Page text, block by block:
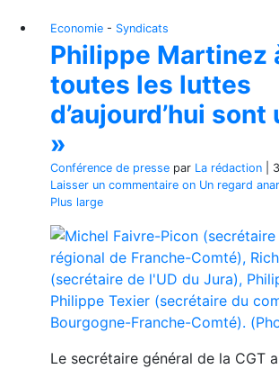
Economie - Syndicats
Philippe Martinez
toutes les luttes
d’aujourd’hui
»
Conférence de presse par La rédaction
Laisser un commentaire on Un regard
Plus large
Le secrétaire général de la CGT